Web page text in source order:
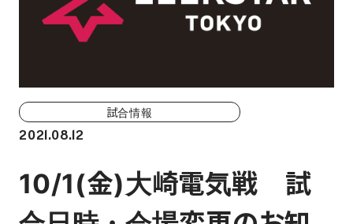
TICKET
会場（座席・価格表）
チケット購入方法
各座席について
観戦ガイド
試合情報
2021.08.12
10/1(金)大崎電気戦 試